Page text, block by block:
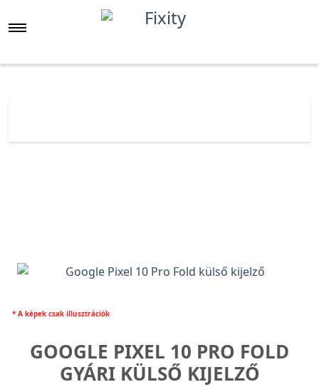
* A képek csak illusztrációk
GOOGLE PIXEL 10 PRO FOLD
GYÁRI KÜLSŐ KIJELZŐ